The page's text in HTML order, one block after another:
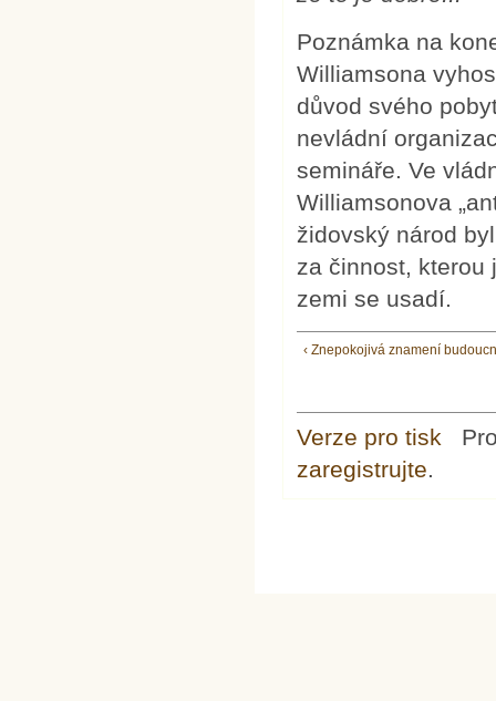
Poznámka na
Williamsona
důvod svého
nevládní
semináře. Ve
Williamsonova
židovský národ
za činnost, kterou
zemi se usadí.
‹ Znepokojivá znamení
Verze pro tisk
zaregistrujte.